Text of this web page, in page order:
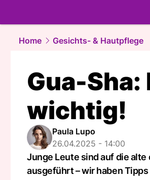
Home
Gesichts- & Hautpflege
Gua-
wichtig!
Paula Lupo
26.04.2025 - 14:00
Junge Leute sind auf die
ausgeführt – wir haben Tipps